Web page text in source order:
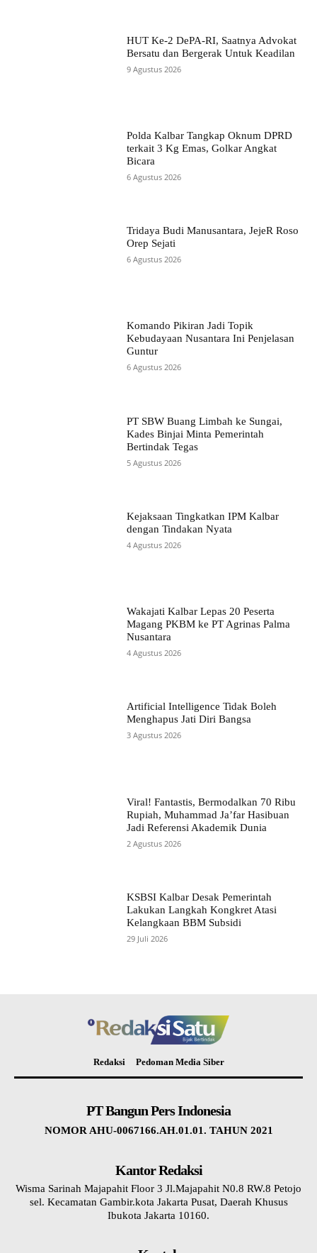
HUT Ke-2 DePA-RI, Saatnya Advokat
Bersatu dan Bergerak Untuk Keadilan
9 Agustus 2026
Polda Kalbar Tangkap Oknum DPRD
terkait 3 Kg Emas, Golkar Angkat
Bicara
6 Agustus 2026
Tridaya Budi Manusantara, JejeR Roso
Orep Sejati
6 Agustus 2026
Komando Pikiran Jadi Topik
Kebudayaan Nusantara Ini Penjelasan
Guntur
6 Agustus 2026
PT SBW Buang Limbah ke Sungai,
Kades Binjai Minta Pemerintah
Bertindak Tegas
5 Agustus 2026
Kejaksaan Tingkatkan IPM Kalbar
dengan Tindakan Nyata
4 Agustus 2026
Wakajati Kalbar Lepas 20 Peserta
Magang PKBM ke PT Agrinas Palma
Nusantara
4 Agustus 2026
Artificial Intelligence Tidak Boleh
Menghapus Jati Diri Bangsa
3 Agustus 2026
Viral! Fantastis, Bermodalkan 70 Ribu
Rupiah, Muhammad Ja’far Hasibuan
Jadi Referensi Akademik Dunia
2 Agustus 2026
KSBSI Kalbar Desak Pemerintah
Lakukan Langkah Kongkret Atasi
Kelangkaan BBM Subsidi
29 Juli 2026
Redaksi Pedoman Media Siber
PT Bangun Pers Indonesia
NOMOR AHU-0067166.AH.01.01. TAHUN 2021
Kantor Redaksi
Wisma Sarinah Majapahit Floor 3 Jl.Majapahit N0.8 RW.8 Petojo
sel. Kecamatan Gambir.kota Jakarta Pusat, Daerah Khusus
Ibukota Jakarta 10160.